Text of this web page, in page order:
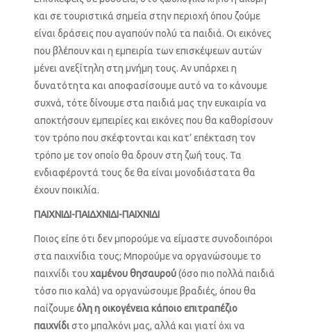
και σε τουριστικά σημεία στην περιοχή όπου ζούμε
είναι δράσεις που αγαπούν πολύ τα παιδιά. Οι εικόνες
που βλέπουν και η εμπειρία των επισκέψεων αυτών
μένει ανεξίτηλη στη μνήμη τους. Αν υπάρχει η
δυνατότητα και αποφασίσουμε αυτό να το κάνουμε
συχνά, τότε δίνουμε στα παιδιά μας την ευκαιρία να
αποκτήσουν εμπειρίες και εικόνες που θα καθορίσουν
τον τρόπο που σκέφτονται και κατ’ επέκταση τον
τρόπο με τον οποίο θα δρουν στη ζωή τους. Τα
ενδιαφέροντά τους δε θα είναι μονοδιάστατα θα
έχουν ποικιλία.
ΠΑΙΧΝΙΔΙ-ΠΑΙΔΧΝΙΔΙ-ΠΑΙΧΝΙΔΙ
Ποιος είπε ότι δεν μπορούμε να είμαστε συνοδοιπόροι
στα παιχνίδια τους; Μπορούμε να οργανώσουμε το
παιχνίδι του χαμένου θησαυρού(όσο πιο πολλά παιδιά
τόσο πιο καλά) να οργανώσουμε βραδιές, όπου θα
παίζουμεόλη η οικογένεια κάποιο επιτραπέζιο
παιχνίδιστο μπαλκόνι μας, αλλά και γιατί όχι να